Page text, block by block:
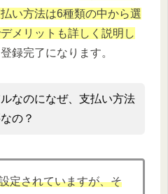
い方法は6種類の中から選
メリットも詳しく説明し
録完了になります。
なのになぜ、支払い方法
の？
定されていますが、そ